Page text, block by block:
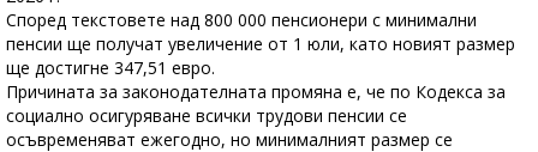
Според текстовете над 800 000 пенсионери с минимални
пенсии ще получат увеличение от 1 юли, като новият размер
ще достигне 347,51 евро.
Причината за законодателната промяна е, че по Кодекса за
социално осигуряване всички трудови пенсии се
осъвременяват ежегодно, но минималният размер се